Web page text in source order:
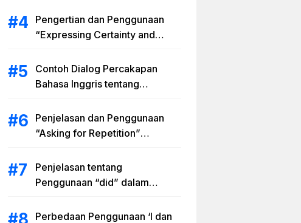
Pengertian dan Penggunaan
“Expressing Certainty and
Contoh Dialog Percakapan
Bahasa Inggris tentang
Artinya
Penjelasan dan Penggunaan
“Asking for Repetition”
dan Latihan Soal
Penjelasan tentang
Penggunaan “did” dalam
Perbedaan Penggunaan ‘I dan